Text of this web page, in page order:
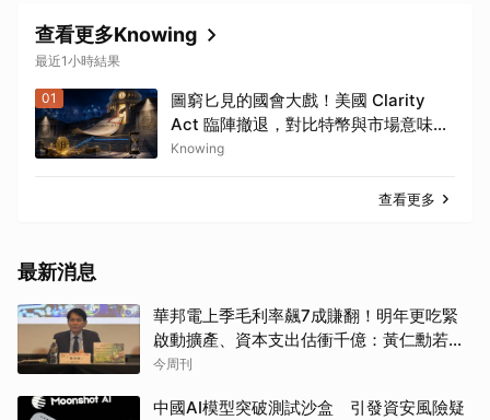
查看更多Knowing
最近1小時結果
01
圖窮匕見的國會大戲！美國 Clarity
Act 臨陣撤退，對比特幣與市場意味著
什麼？
Knowing
查看更多
最新消息
華邦電上季毛利率飆7成賺翻！明年更吃緊
啟動擴產、資本支出估衝千億：黃仁勳若想
到，早入主記憶體廠
今周刊
中國AI模型突破測試沙盒 引發資安風險疑